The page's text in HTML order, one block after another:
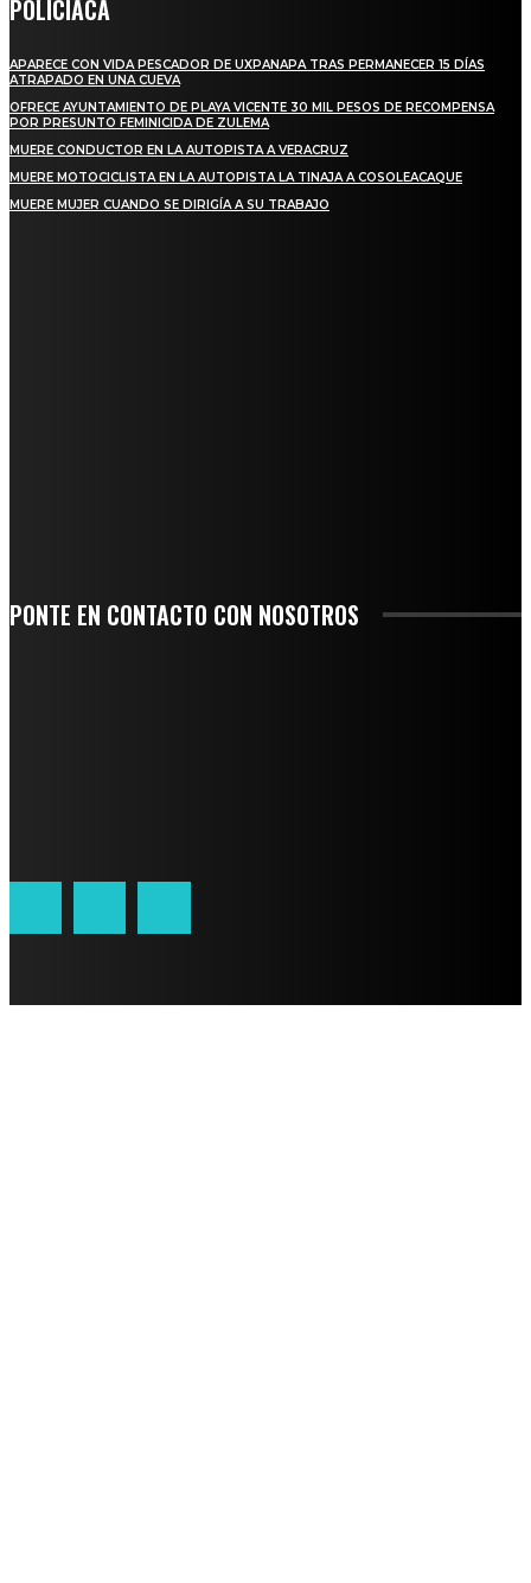
POLICIACA
APARECE CON VIDA PESCADOR DE UXPANAPA TRAS PERMANECER 15 DÍAS
ATRAPADO EN UNA CUEVA
OFRECE AYUNTAMIENTO DE PLAYA VICENTE 30 MIL PESOS DE RECOMPENSA
POR PRESUNTO FEMINICIDA DE ZULEMA
MUERE CONDUCTOR EN LA AUTOPISTA A VERACRUZ
MUERE MOTOCICLISTA EN LA AUTOPISTA LA TINAJA A COSOLEACAQUE
MUERE MUJER CUANDO SE DIRIGÍA A SU TRABAJO
PONTE EN CONTACTO CON NOSOTROS